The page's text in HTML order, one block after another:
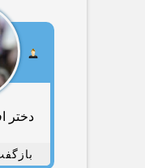
دختر